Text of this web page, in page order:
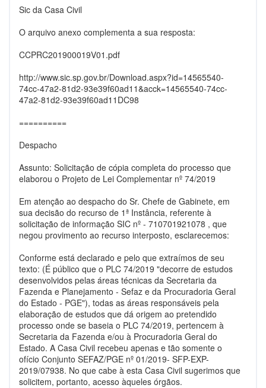
Sic da Casa Civil
O arquivo anexo complementa a sua resposta:
CCPRC201900019V01.pdf
http://www.sic.sp.gov.br/Download.aspx?id=14565540-
74cc-47a2-81d2-93e39f60ad11&acck=14565540-74cc-
47a2-81d2-93e39f60ad11DC98
==========
Despacho
Assunto: Solicitação de cópia completa do processo que
elaborou o Projeto de Lei Complementar nº 74/2019
Em atenção ao despacho do Sr. Chefe de Gabinete, em
sua decisão do recurso de 1ª Instância, referente à
solicitação de informação SIC nº - 710701921078 , que
negou provimento ao recurso interposto, esclarecemos:
Conforme está declarado e pelo que extraímos de seu
texto: (É público que o PLC 74/2019 "decorre de estudos
desenvolvidos pelas áreas técnicas da Secretaria da
Fazenda e Planejamento - Sefaz e da Procuradoria Geral
do Estado - PGE"), todas as áreas responsáveis pela
elaboração de estudos que dá origem ao pretendido
processo onde se baseia o PLC 74/2019, pertencem à
Secretaria da Fazenda e/ou à Procuradoria Geral do
Estado. A Casa Civil recebeu apenas e tão somente o
ofício Conjunto SEFAZ/PGE nº 01/2019- SFP-EXP-
2019/07938. No que cabe à esta Casa Civil sugerimos que
solicitem, portanto, acesso àqueles órgãos.